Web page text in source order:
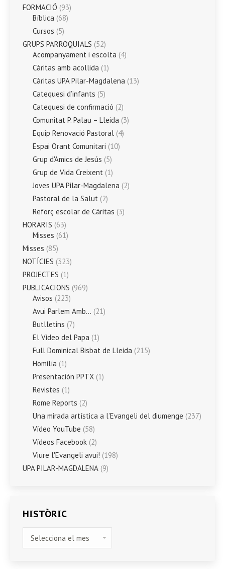
FORMACIÓ (93)
Bíblica (68)
Cursos (5)
GRUPS PARROQUIALS (52)
Acompanyament i escolta (4)
Càritas amb acollida (1)
Càritas UPA Pilar-Magdalena (13)
Catequesi d’infants (5)
Catequesi de confirmació (2)
Comunitat P. Palau – Lleida (3)
Equip Renovació Pastoral (4)
Espai Orant Comunitari (10)
Grup d'Amics de Jesús (5)
Grup de Vida Creixent (1)
Joves UPA Pilar-Magdalena (2)
Pastoral de la Salut (2)
Reforç escolar de Càritas (3)
HORARIS (63)
Misses (61)
Misses (85)
NOTÍCIES (323)
PROJECTES (1)
PUBLICACIONS (969)
Avisos (223)
Avui Parlem Amb… (21)
Butlletins (7)
El Vídeo del Papa (1)
Full Dominical Bisbat de Lleida (215)
Homilía (1)
Presentación PPTX (1)
Revistes (1)
Rome Reports (2)
Una mirada artística a l’Evangeli del diumenge (237)
Vídeo YouTube (58)
Vídeos Facebook (2)
Viure l'Evangeli avui! (198)
UPA PILAR-MAGDALENA (9)
HISTÒRIC